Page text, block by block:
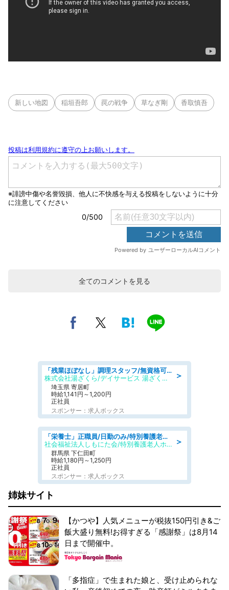
新しい地図 稲垣吾郎 罠の戦争 草なぎ剛 香取慎吾
全てのコメントを見る
＞
「残業ほぼなし」調理スタッフ/無資格可/正職員/日勤のみ/デイサービス/社会保障完備
株式会社湯ざくら/デイサービス 湯ざくらケアリゾート
埼玉県 寄居町
時給1,141円～1,200円
正社員
スポンサー：求人ボックス
＞
「栄養士」正職員/日勤のみ/特別養護老人ホーム
社会福祉法人しもにた会/特別養護老人ホーム かぶらの里
群馬県 下仁田町
時給1,180円～1,250円
正社員
スポンサー：求人ボックス
姉妹サイト
【かつや】人気メニューが税抜150円引き&ご
飯大盛り無料!お得すぎる「感謝祭」は8月14
日まで開催中。
「多指症」で生まれた娘と、受け止められな